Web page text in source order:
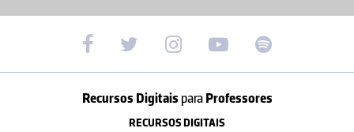
Recursos Digitais paraProfessores
RECURSOS DIGITAIS